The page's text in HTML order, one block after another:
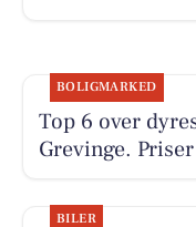
BOLIGMARKED
Top 6 over
Grevinge.
BILER